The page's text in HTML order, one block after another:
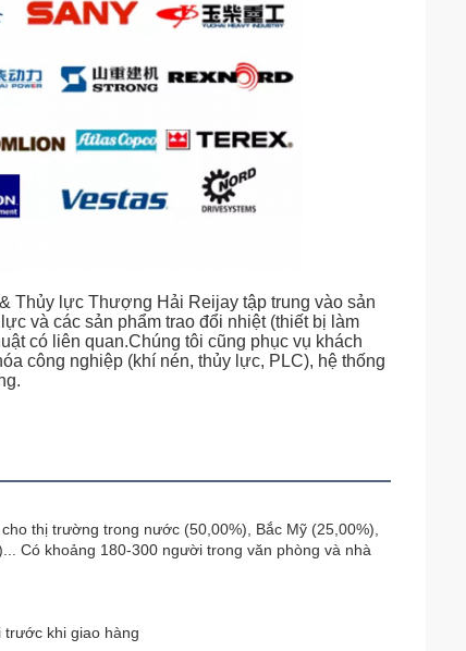
Thủy lực Thượng Hải Reijay tập trung vào sản
và các sản phẩm trao đổi nhiệt (thiết bị làm
có liên quan.Chúng tôi cũng phục vụ khách
công nghiệp (khí nén, thủy lực, PLC), hệ thống
thị trường trong nước (50,00%), Bắc Mỹ (25,00%),
Có khoảng 180-300 người trong văn phòng và nhà
trước khi giao hàng